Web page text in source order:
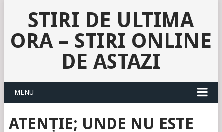
STIRI DE ULTIMA
ORA – STIRI ONLINE
DE ASTAZI
MENU
ATENȚIE; UNDE NU ESTE